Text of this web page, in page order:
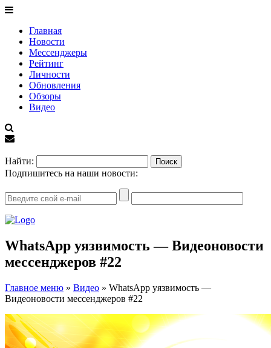
Главная
Новости
Мессенджеры
Рейтинг
Личности
Обновления
Обзоры
Видео
Найти:
Подпишитесь на наши новости:
WhatsApp уязвимость — Видеоновости
мессенджеров #22
Главное меню » Видео » WhatsApp уязвимость —
Видеоновости мессенджеров #22